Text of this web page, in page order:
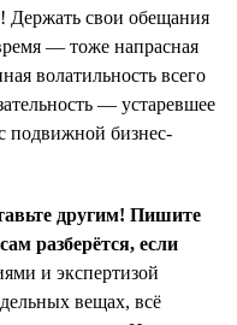
свои обещания
— тоже напрасная
волатильность всего
— устаревшее
подвижной бизнес-
другим! Пишите
разберётся, если
и экспертизой
вещах, всё